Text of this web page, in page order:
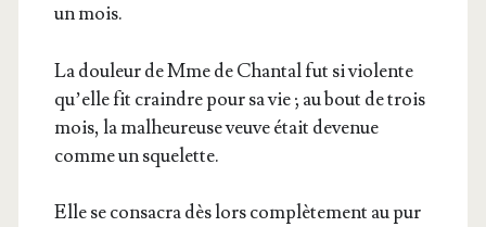
un mois.
La dou­leur de Mme de Chan­tal fut si vio­lente
qu’elle fit craindre pour sa vie ; au bout de trois
mois, la mal­heu­reuse veuve était deve­nue
comme un squelette.
Elle se consa­cra dès lors com­plè­te­ment au pur